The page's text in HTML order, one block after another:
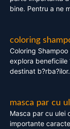
bine. Pentru a ne
coloring
Coloring
explora beneficiile
destinat
masca par cu
Masca par cu ulei
importante